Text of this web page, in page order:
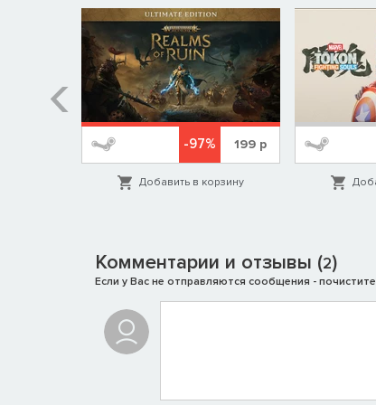
-97% 199р
Добавить в корзину
Комментарии и отзывы (2)
Если у Вас не отправляются сообщения -